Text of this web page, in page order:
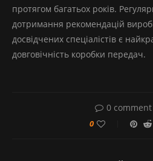
протягом багатьох років.
дотримання рекомендацій
досвідчених спеціалістів є
довговічність коробки передач.
0 comment
0